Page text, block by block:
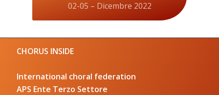
02-05 – Dicembre 2022
CHORUS INSIDE
International choral federation
APS Ente Terzo Settore